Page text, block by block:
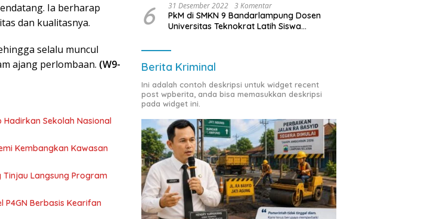
Ia berharap
dan kualitasnya.
selalu muncul
ajang perlombaan. (W9-
Hadirkan Sekolah Nasional
Kembangkan Kawasan
Tinjau Langsung Program
P4GN Berbasis Kearifan
6 31 Desember 2022 3 Komentar
PkM di SMKN 9 Bandarlampung Dosen
Universitas Teknokrat Latih Siswa
Berita Kriminal
Ini adalah contoh deskripsi untuk widget recent
post wpberita, anda bisa memasukkan deskripsi
pada widget ini.